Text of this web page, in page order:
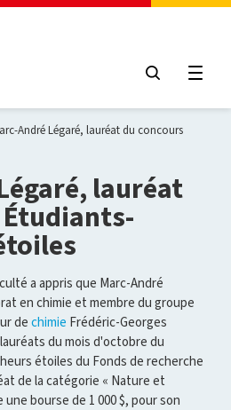
Aller au contenu principal
André Légaré, lauréat du concours
lauréat
a appris que Marc-André
en chimie et membre du groupe
de chimie Frédéric-Georges
du mois d'octobre du
étoiles du Fonds de recherche
de la catégorie « Nature et
bourse de 1 000 $, pour son